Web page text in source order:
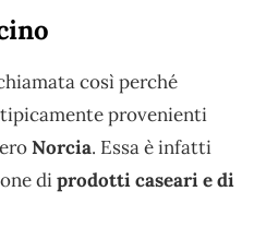
così perché
provenienti
Norcia. Essa è infatti
diprodotti caseari e di